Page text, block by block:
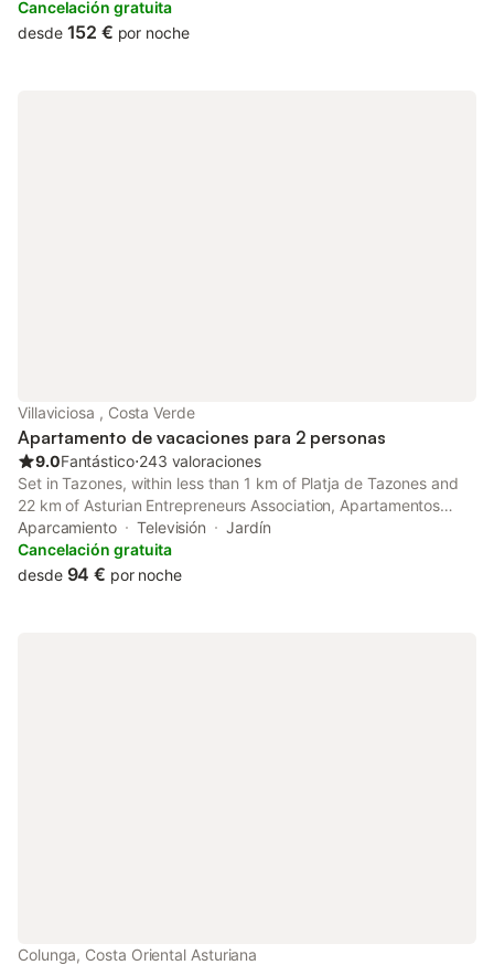
Cancelación gratuita
desde 152 € por noche
Villaviciosa , Costa Verde
Apartamento de vacaciones para 2 personas
9.0Fantástico⋅243 valoraciones
Set in Tazones, within less than 1 km of Platja de Tazones and
22 km of Asturian Entrepreneurs Association, Apartamentos
Rurales Les Mestes offers accommodation with a garden as well
as free private parking for guests who drive.
Aparcamiento Televisión
Jardín
Cancelación gratuita
desde 94 € por noche
Colunga, Costa Oriental Asturiana